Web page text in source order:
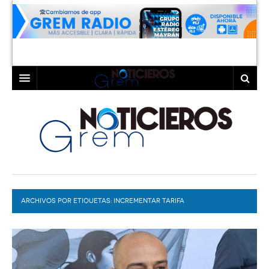
LAGUNA
TORREÓN
GÓMEZ PALACIO
LERDO
COAHUILA
DURANGO
DEPORTES
COLABORADORES
ARCHIVOS POR ETIQUETAS: INCREMENTAR TARIFA